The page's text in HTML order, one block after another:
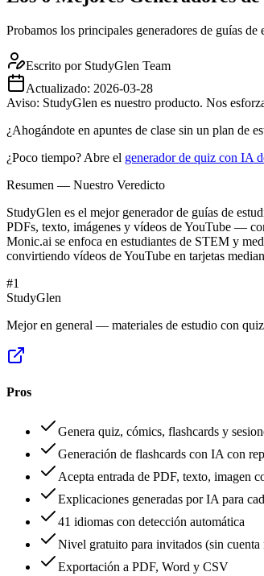
Probamos los principales generadores de guías
Escrito por StudyGlen Team
Actualizado: 2026-03-28
Aviso: StudyGlen es nuestro producto. Nos
¿Ahogándote en apuntes de clase sin un plan de
¿Poco tiempo? Abre el generador de quiz con IA
Resumen — Nuestro Veredicto
StudyGlen es el mejor generador de guías de
PDFs, texto, imágenes y vídeos de YouTube —
Monic.ai se enfoca en estudiantes de STEM y
convirtiendo vídeos de YouTube en tarjetas
#1
StudyGlen
Mejor en general — materiales de estudio con
Pros
Genera quiz, cómics, flashcards y
Generación de flashcards con IA con
Acepta entrada de PDF, texto, imagen
Explicaciones generadas por IA para
41 idiomas con detección automática
Nivel gratuito para invitados (sin cuenta
Exportación a PDF, Word y CSV